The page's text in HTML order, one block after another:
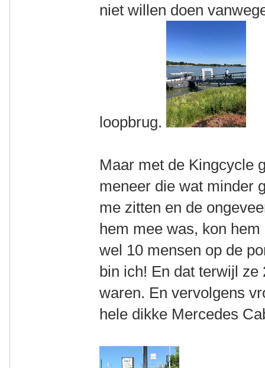
niet willen doen
loopbrug.
Maar met de Kingcycle
meneer die wat minder
me zitten en de
hem mee was, kon
wel 10 mensen op de
bin ich! En dat terwijl
waren. En vervolgens
hele dikke Mercedes